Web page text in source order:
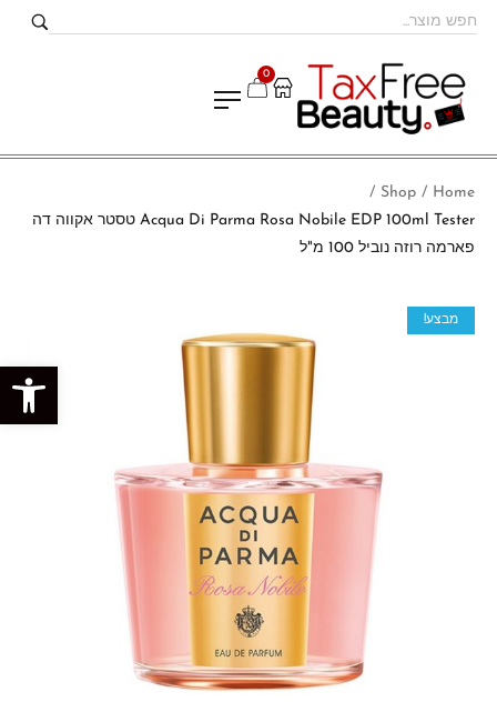
פתח סרגל נגישות
0
Home
/
Shop
/
Acqua Di Parma Rosa Nobile EDP 100ml Tester טסטר אקווה דה
פארמה רוזה נוביל 100 מ"ל
מבצע!